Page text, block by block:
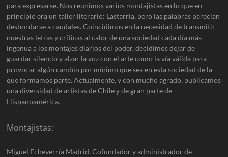
para expresarse. Nos reunimos varios montajistas en lo que en
principio era un taller literario: Lastarria, pero las palabras parecían
desbordarse a caudales. Coincidimos en la necesidad de transmitir
nuestras letras y críticas al calor de una sociedad cada día más
ingenua a los montajes diarios del poder, decidimos dejar de
guardar silencio y alzar la voz con el arte como la vía válida para
provocar algún cambio por mínimo que sea en esta sociedad de la
que formamos parte. Actualmente, y con mucho agrado, publicamos
una diversidad de artistas de Chile y de gran parte de
Hispanoamérica.
Montajistas:
Miguel Echeverría Madrid. Cofundador y administrador de